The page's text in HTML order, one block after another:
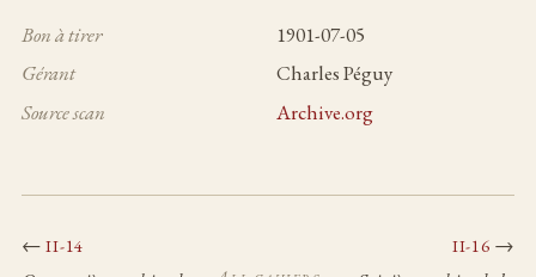
Bon à tirer
1901-07-05
Gérant
Charles Péguy
Source scan
Archive.org
←II-14 II-16 →